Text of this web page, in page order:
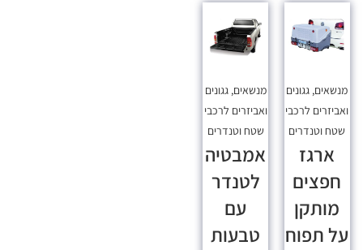
מנשאים, גגונים
ואביזרים לרכבי
שטח וטנדרים
ארגז
חפצים
מותקן
על תפוח
מנשאים, גגונים
ואביזרים לרכבי
שטח וטנדרים
אמבטיה
לטנדר
עם
טבעות